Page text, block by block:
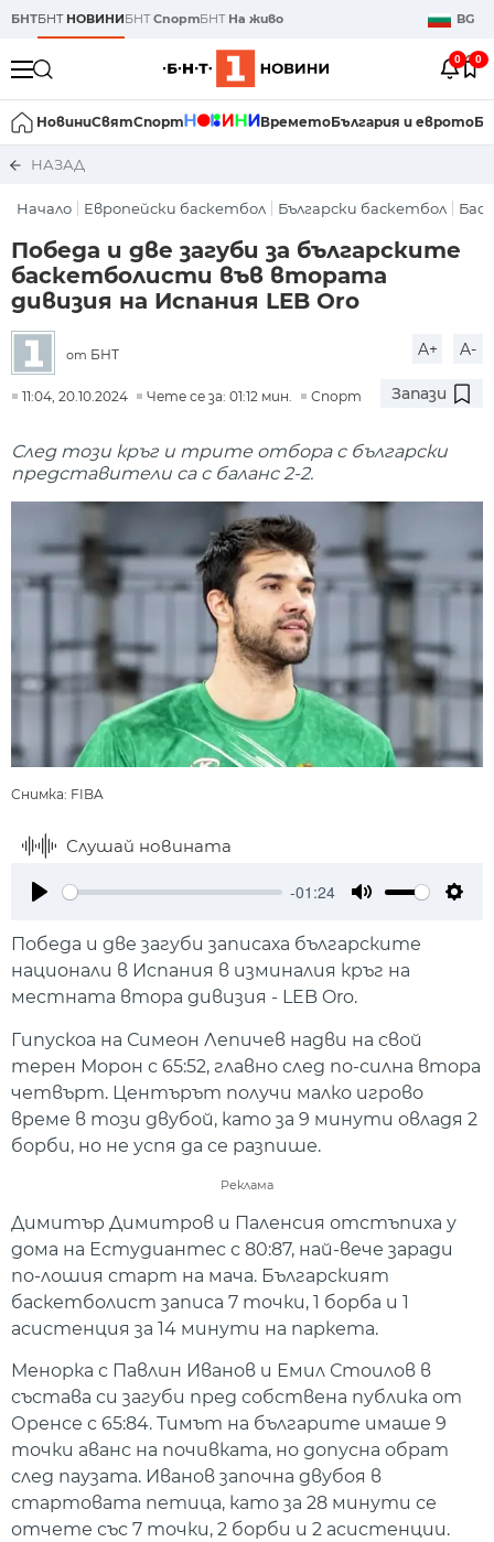
БНТБНТ НОВИНИБНТСпортБНТ На живо BG
0 0
НовиниСвятСпорт ВреметоБългария и еврото
НАЗАД
Начало Европейски баскетбол Български баскетбол
Победа и две загуби за българските
баскетболисти във втората
дивизия на Испания LEB Oro
от БНТ A+ A-
11:04, 20.10.2024 Чете се за: 01:12 мин. Спорт Запази
След този кръг и трите отбора с български
представители са с баланс 2-2.
Снимка: FIBA
Слушай новината
-01:24
Победа и две загуби записаха българските
национали в Испания в изминалия кръг на
местната втора дивизия - LEB Oro.
Гипускоа на Симеон Лепичев надви на свой
терен Морон с 65:52, главно след по-силна втора
четвърт. Центърът получи малко игрово
време в този двубой, като за 9 минути овладя 2
борби, но не успя да се разпише.
Реклама
Димитър Димитров и Паленсия отстъпиха у
дома на Естудиантес с 80:87, най-вече заради
по-лошия старт на мача. Българският
баскетболист записа 7 точки, 1 борба и 1
асистенция за 14 минути на паркета.
Менорка с Павлин Иванов и Емил Стоилов в
състава си загуби пред собствена публика от
Оренсе с 65:84. Тимът на българите имаше 9
точки аванс на почивката, но допусна обрат
след паузата. Иванов започна двубоя в
стартовата петица, като за 28 минути се
отчете със 7 точки, 2 борби и 2 асистенции.